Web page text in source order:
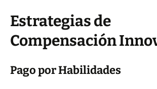
Estrategias de
Compensación
Pago por Habilidades